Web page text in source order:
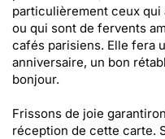
particulièrement ceux
ou qui sont de fervents
cafés parisiens. Elle fera
anniversaire, un bon
bonjour.
Frissons de joie
réception de cette carte.